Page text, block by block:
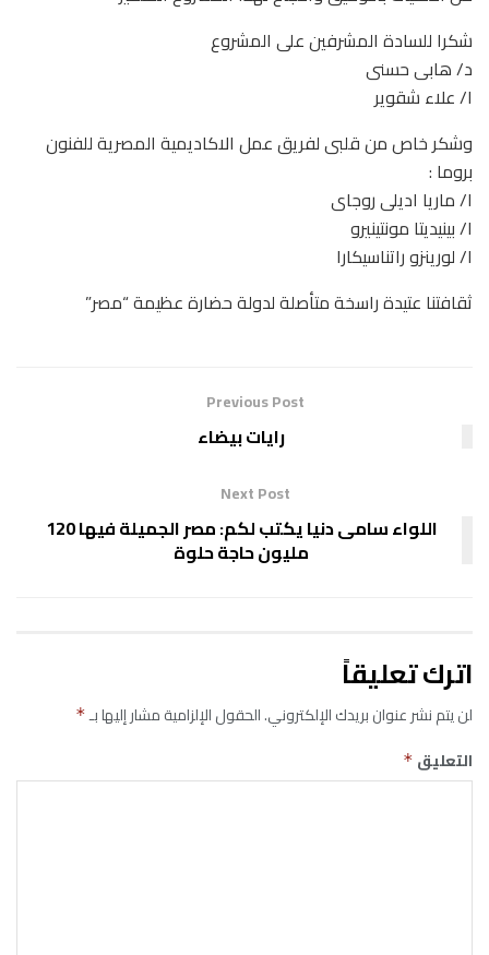
شكرا للسادة المشرفين على المشروع
د/ هابى حسنى
ا/ علاء شقوير
وشكر خاص من قلبى لفريق عمل الاكاديمية المصرية للفنون
بروما :
ا/ ماريا اديلى روجاى
ا/ بينيديتا مونتينيرو
ا/ لورينزو راتناسيكارا
ثقافتنا عتيدة راسخة متأصلة لدولة حضارة عظيمة “مصر”
Previous Post
رايات بيضاء
Next Post
اللواء سامى دنيا يكتب لكم: مصر الجميلة فيها 120
مليون حاجة حلوة
اترك تعليقاً
لن يتم نشر عنوان بريدك الإلكتروني.الحقول الإلزامية مشار إليها بـ*
التعليق *